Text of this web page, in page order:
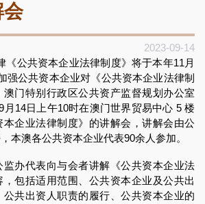
会
2023-09-14
公共资本企业法律制度》将于本年11月
强公共资本企业对《公共资本企业法律制
门特别行政区公共资产监督规划办公室
9月14日上午10时在澳门世界贸易中心 5 楼
企业法律制度》的讲解会，讲解会由公
本澳各公共资本企业代表90余人参加。
代表向与会者讲解《公共资本企业法
包括适用范围、公共资本企业及公共出
共出资人职责的履行、公共资本企业的